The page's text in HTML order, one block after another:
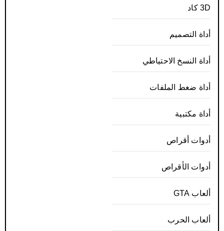
3D كاد
أداة التصميم
أداة النسخ الاحتياطي
أداة ضغط الملفات
أداة مكتبية
أدوات أقراص
أدوات الأقراص
ألعاب GTA
ألعاب الحرب